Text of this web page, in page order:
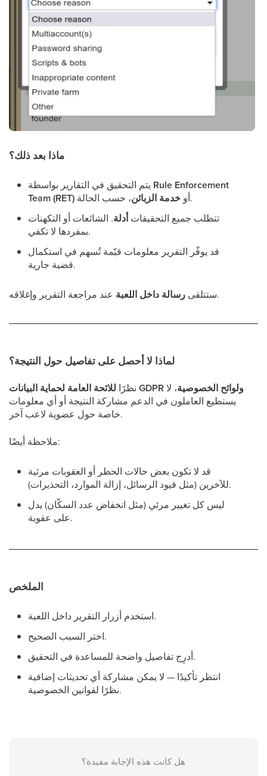
ماذا بعد ذلك؟
Rule Enforcement
Team (RET)
أو خدمة الزبائن
، حسب الحالة.
تتطلب جميع التحقيقاتأدلة. الشائعات أو التكهنات
بمفردها لا تكفي.
قد يوفّر التقرير معلومات قيّمة تُسهم في استكمال
قضية جارية.
ستتلقى رسالة داخل اللعبة عند مراجعة التقرير وإغلاقه.
لماذا لا أحصل على تفاصيل حول النتيجة؟
نظرًا للائحة العامة لحماية البيانات GDPR ولوائح الخصوصية، لا
يستطيع العاملون في الدعم مشاركة النتيجة أو أي معلومات
خاصة حول عضوية لاعب آخر.
ملاحظة أيضًا:
قد لا تكون بعض حالات الحظر أو العقوبات مرئية
للآخرين (مثل قيود الرسائل، إزالة الموارد، التحذيرات).
ليس كل تغيير مرئي (مثل انخفاض عدد السكّان) يدل
على عقوبة.
الملخص
استخدم أزرار التقرير داخل اللعبة.
اختر السبب الصحيح.
أدرِج تفاصيل واضحة للمساعدة في التحقيق.
انتظر تأكيدًا — لا يمكن مشاركة أي تحديثات إضافية
نظرًا لقوانين الخصوصية.
هل كانت هذه الإجابة مفيدة؟